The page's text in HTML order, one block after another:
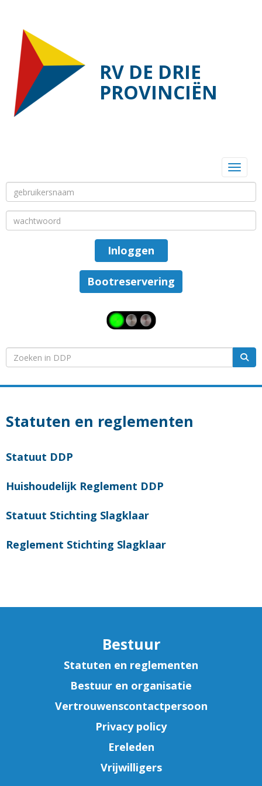
RV DE DRIE
PROVINCIËN
Inloggen
Bootreservering
Statuten en reglementen
Statuut DDP
Huishoudelijk Reglement DDP
Statuut Stichting Slagklaar
Reglement Stichting Slagklaar
Bestuur
Statuten en reglementen
Bestuur en organisatie
Vertrouwenscontactpersoon
Privacy policy
Ereleden
Vrijwilligers